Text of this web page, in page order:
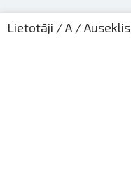
Lietotāji /A /Auseklis